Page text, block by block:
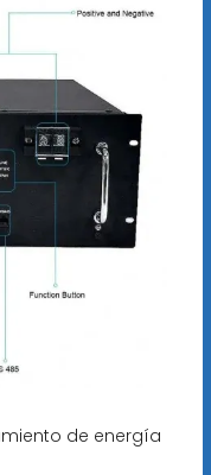
de energía